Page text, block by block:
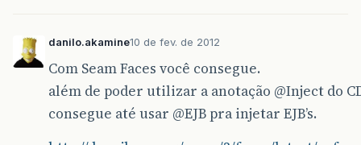
danilo.akamine10 de fev. de 2012
Com Seam Faces você consegue.
além de poder utilizar a anotação @Inject do
consegue até usar @EJB pra injetar EJB’s.